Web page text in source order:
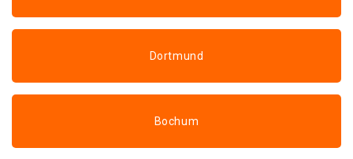
Dortmund
Bochum